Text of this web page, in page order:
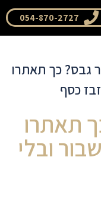
054-870-2727
גבס? כך תאתרו
כסף
תאתרו
ובלי